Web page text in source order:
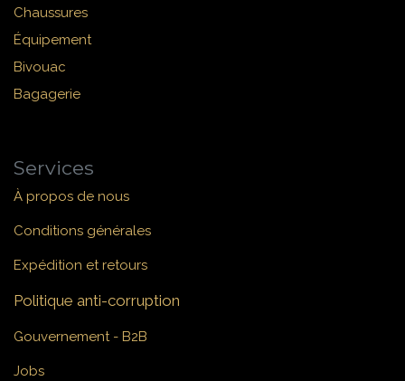
Chaussures
Équipement
Bivouac
Bagagerie
Services
À propos de nous
Conditions générales
Expédition et retours
Politique anti-corruption
Gouvernement - B2B
Jobs